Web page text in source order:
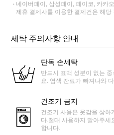
네이버페이, 삼성페이, 페이코, 카카
제휴 결제사를 이용한 결제건은 해
세탁 주의사항 안내
단독 손세탁
반드시 표백 성분이 없는
요. 염색 잔료가 빠져나와
건조기 금지
건조기 사용은 옷감을 상하
다.절대 사용하지 말아주세
합니다.